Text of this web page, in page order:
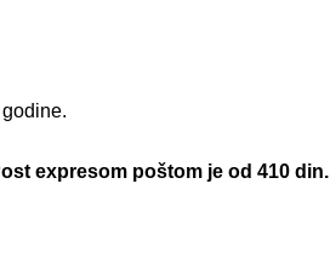
expresom poštom je od 410 din.